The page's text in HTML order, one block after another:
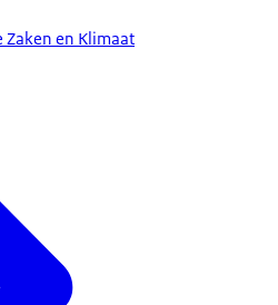
Zaken en Klimaat